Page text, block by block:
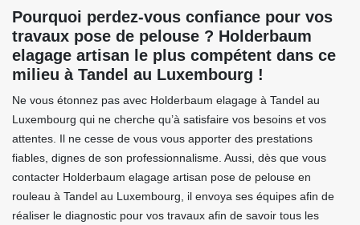
Pourquoi perdez-vous confiance pour vos
travaux pose de pelouse ? Holderbaum
elagage artisan le plus compétent dans ce
milieu à Tandel au Luxembourg !
Ne vous étonnez pas avec Holderbaum elagage à Tandel au
Luxembourg qui ne cherche qu’à satisfaire vos besoins et vos
attentes. Il ne cesse de vous vous apporter des prestations
fiables, dignes de son professionnalisme. Aussi, dès que vous
contacter Holderbaum elagage artisan pose de pelouse en
rouleau à Tandel au Luxembourg, il envoya ses équipes afin de
réaliser le diagnostic pour vos travaux afin de savoir tous les